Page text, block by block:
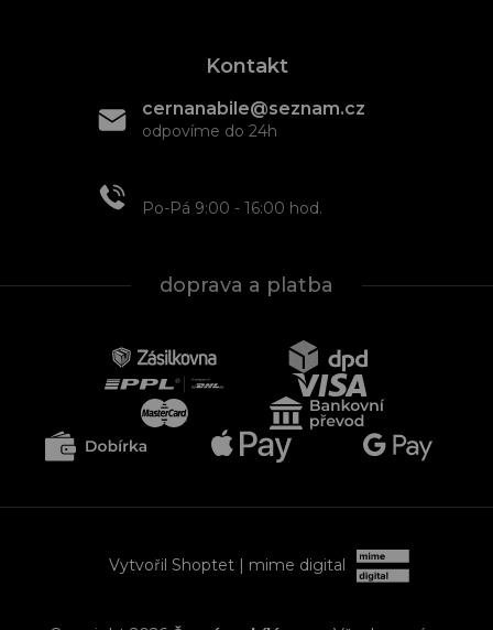
Kontakt
cernanabile@seznam.cz
odpovíme do 24h
Po-Pá 9:00 - 16:00 hod.
doprava a platba
Vytvořil Shoptet | mime digital